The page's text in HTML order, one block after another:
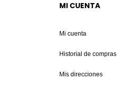
MI CUENTA
Mi cuenta
Historial de compras
Mis direcciones